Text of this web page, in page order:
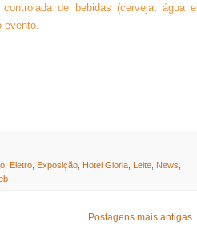
de bebidas (cerveja, água e
Eletro Exposição Hotel Gloria Leite News
Postagens mais antigas